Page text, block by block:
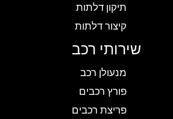
תיקון דלתות
קיצור דלתות
שירותי רכב
מנעולן רכב
פורץ רכבים
פריצת רכבים